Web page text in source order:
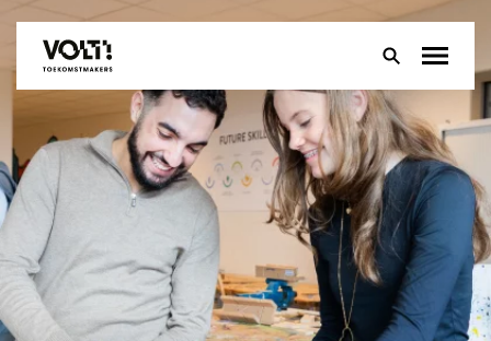
Onderwijs
Leerlingen
Ouders